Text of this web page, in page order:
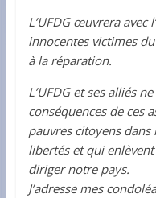
L’UFDG œuvrera avec
innocentes victimes
à la réparation.
L’UFDG et ses alliés
conséquences de ces
pauvres citoyens dans
libertés et qui
diriger notre pays.
J’adresse mes